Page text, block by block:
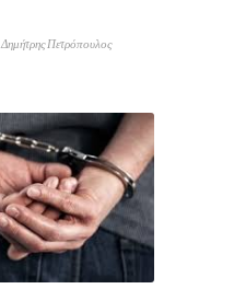
Δημήτρης Πετρόπουλος